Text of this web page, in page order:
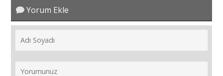
Yorum Ekle